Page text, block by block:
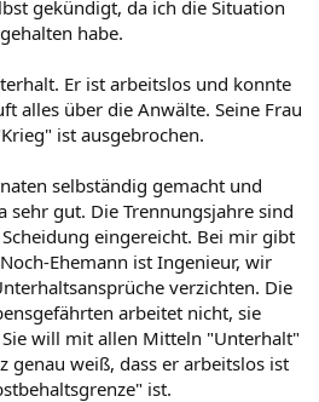
gekündigt, da ich die Situation
habe.
Er ist arbeitslos und konnte
alles über die Anwälte. Seine Frau
ist ausgebrochen.
selbständig gemacht und
sehr gut. Die Trennungsjahre sind
eingereicht. Bei mir gibt
Ehemann ist Ingenieur, wir
verzichten. Die
arbeitet nicht, sie
will mit allen Mitteln "Unterhalt"
genau weiß, dass er arbeitslos ist
ist.